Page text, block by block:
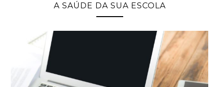
A SAÚDE DA SUA ESCOLA